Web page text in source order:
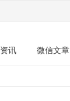
讯 微信文章